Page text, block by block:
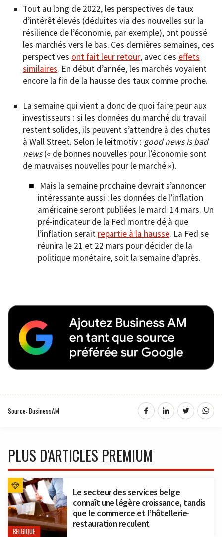
Tout au long de 2022, les perspectives de taux
d’intérêt élevés (déduites via des nouvelles sur la
résilience de l’économie, par exemple), ont poussé
les marchés vers le bas. Ces dernières semaines, ces
perspectives ont fait leur retour, avec des effets
similaires. En début d’année, les marchés voyaient
encore la fin de la hausse des taux comme proche.
La semaine qui vient a donc de quoi faire peur aux
investisseurs : si les données du marché du travail
restent solides, ils peuvent s’attendre à des chutes
à Wall Street. Selon le leitmotiv : good news is bad
news(« de bonnes nouvelles pour l’économie sont
de mauvaises nouvelles pour le marché »).
Mais la semaine prochaine devrait s’annoncer
intéressante aussi : les données de l’inflation
américaine seront publiées le mardi 14 mars. Un
pré-indicateur de la Fed montre déjà que
l’inflation serait repartie à la hausse. La Fed se
réunira le 21 et 22 mars pour décider de la
politique monétaire, soit la semaine d’après.
Source: BusinessAM
PLUS D'ARTICLES PREMIUM
BELGIQUE
Le secteur des services belge
connaît une légère croissance, tandis
que le commerce et l’hôtellerie-
restauration reculent